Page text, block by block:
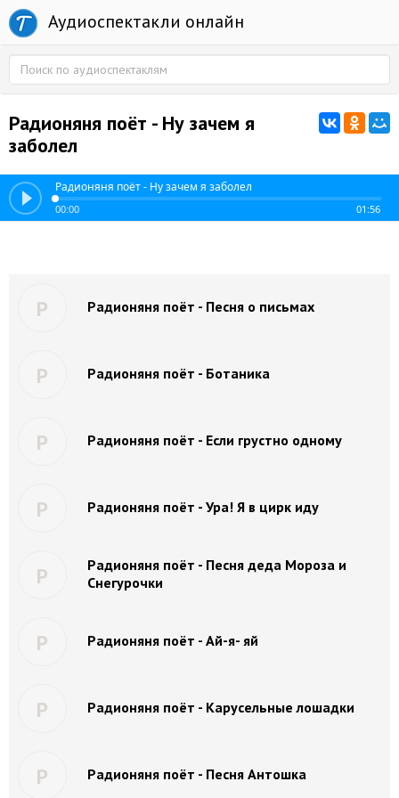
Аудиоспектакли онлайн
Радионяня поёт - Ну зачем я
заболел
Радионяня поёт - Ну зачем я заболел
00:00 01:56
Р Радионяня поёт - Песня о письмах
Р Радионяня поёт - Ботаника
Р Радионяня поёт - Если грустно одному
Р Радионяня поёт - Ура! Я в цирк иду
Р
Радионяня поёт - Песня деда Мороза и
Снегурочки
Р Радионяня поёт - Ай-я- яй
Р Радионяня поёт - Карусельные лошадки
Р Радионяня поёт - Песня Антошка